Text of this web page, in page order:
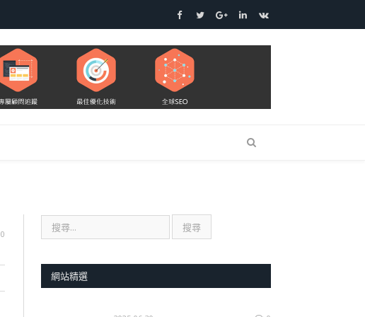
Facebook
TwitterGoogle+LinkedIn
VK
0
網站精選